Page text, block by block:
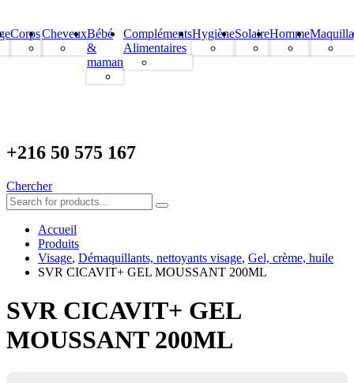
CorpsCheveuxBébé
&
maman
Compléments
Alimentaires
HygièneSolaireHomme
+216 50 575 167
Chercher
Accueil
Produits
Visage, Démaquillants, nettoyants visage, Gel, crème, huile
SVR CICAVIT+ GEL MOUSSANT 200ML
SVR CICAVIT+ GEL
MOUSSANT 200ML